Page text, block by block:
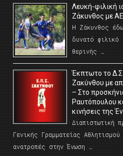
Λευκή-φιλική
Ζάκυνθος με
Η Ζάκυνθος
δυνατό φιλικό
θερινής …
Έκπτωτο το
Ζακύνθου με
– Στο
Ραυτόπουλου
κινήσεις της
Διαπιστωτική
Γενικής Γραμματείας Αθλητισμού
ανατροπές στην Ένωση …